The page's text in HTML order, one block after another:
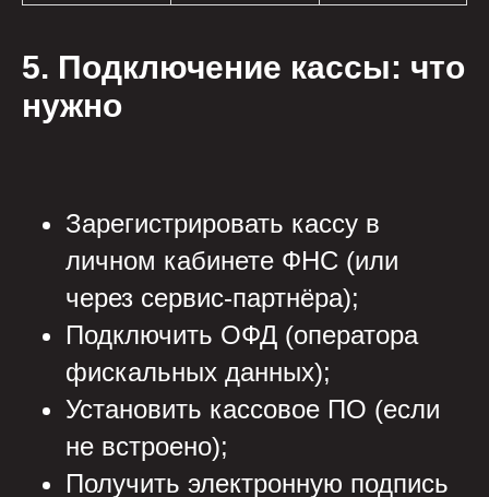
5. Подключение кассы: что
нужно
Зарегистрировать кассу в
личном кабинете ФНС (или
через сервис-партнёра);
Подключить ОФД (оператора
фискальных данных);
Установить кассовое ПО (если
не встроено);
Получить электронную подпись